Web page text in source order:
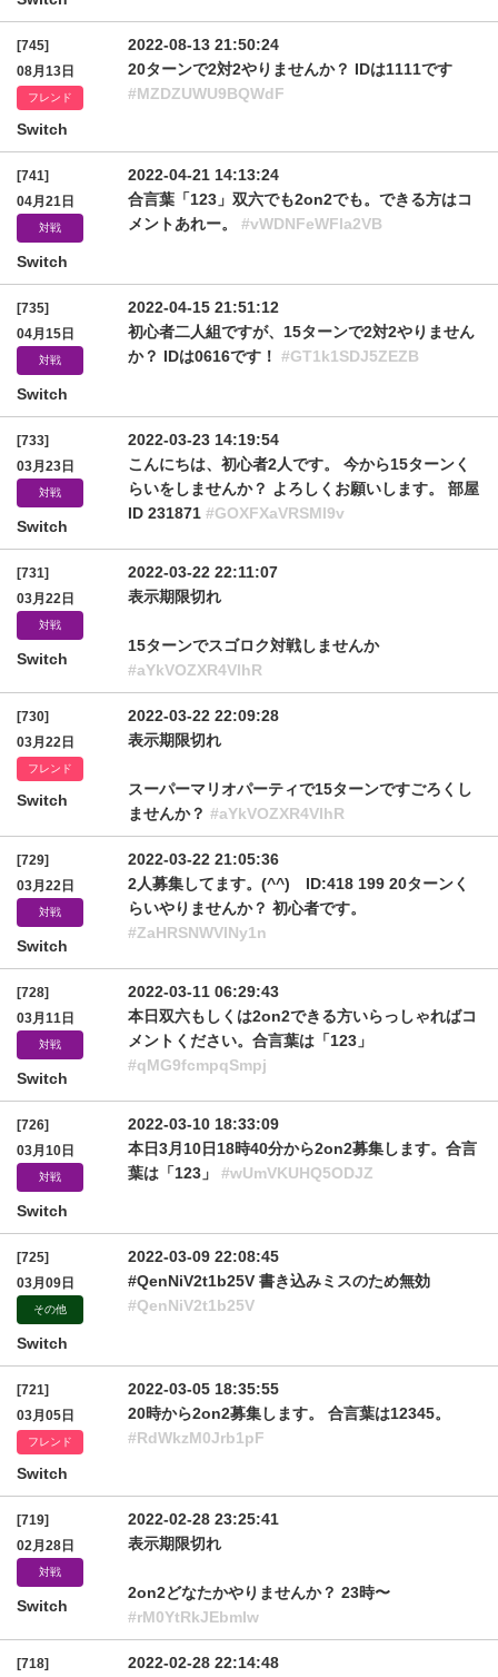
[745]
08月13日
フレンド
Switch
2022-08-13 21:50:24
20ターンで2対2やりませんか？ IDは1111です
#MZDZUWU9BQWdF
[741]
04月21日
対戦
Switch
2022-04-21 14:13:24
合言葉「123」双六でも2on2でも。できる方はコ
メントあれー。 #vWDNFeWFla2VB
[735]
04月15日
対戦
Switch
2022-04-15 21:51:12
初心者二人組ですが、15ターンで2対2やりません
か？ IDは0616です！ #GT1k1SDJ5ZEZB
[733]
03月23日
対戦
Switch
2022-03-23 14:19:54
こんにちは、初心者2人です。 今から15ターンく
らいをしませんか？ よろしくお願いします。 部屋
ID 231871 #GOXFXaVRSMl9v
[731]
03月22日
対戦
Switch
2022-03-22 22:11:07
表示期限切れ
15ターンでスゴロク対戦しませんか
#aYkVOZXR4VlhR
[730]
03月22日
フレンド
Switch
2022-03-22 22:09:28
表示期限切れ
スーパーマリオパーティで15ターンですごろくし
ませんか？ #aYkVOZXR4VlhR
[729]
03月22日
対戦
Switch
2022-03-22 21:05:36
2人募集してます。(^^) ID:418 199 20ターンく
らいやりませんか？ 初心者です。
#ZaHRSNWVINy1n
[728]
03月11日
対戦
Switch
2022-03-11 06:29:43
本日双六もしくは2on2できる方いらっしゃればコ
メントください。合言葉は「123」
#qMG9fcmpqSmpj
[726]
03月10日
対戦
Switch
2022-03-10 18:33:09
本日3月10日18時40分から2on2募集します。合言
葉は「123」 #wUmVKUHQ5ODJZ
[725]
03月09日
その他
Switch
2022-03-09 22:08:45
#QenNiV2t1b25V 書き込みミスのため無効
#QenNiV2t1b25V
[721]
03月05日
フレンド
Switch
2022-03-05 18:35:55
20時から2on2募集します。 合言葉は12345。
#RdWkzM0Jrb1pF
[719]
02月28日
対戦
Switch
2022-02-28 23:25:41
表示期限切れ
2on2どなたかやりませんか？ 23時〜
#rM0YtRkJEbmIw
[718]
2022-02-28 22:14:48